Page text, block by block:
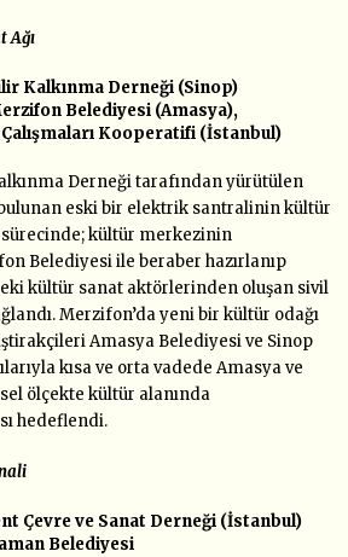
Ağı
Kalkınma Derneği (Sinop)
Belediyesi (Amasya),
Kooperatifi (İstanbul)
Derneği tarafından yürütülen
eski bir elektrik santralinin kültür
kültür merkezinin
Belediyesi ile beraber hazırlanıp
kültür sanat aktörlerinden oluşan sivil
Merzifon’da yeni bir kültür odağı
Amasya Belediyesi ve Sinop
kısa ve orta vadede Amasya ve
ölçekte kültür alanında
hedeflendi.
Çevre ve Sanat Derneği (İstanbul)
Belediyesi